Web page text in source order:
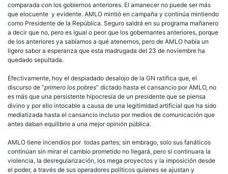
con
el
comparada con los gobiernos anteriores. El amanecer no puede ser más
que elocuente y evidente. AMLO mintió en campaña y continúa mintiendo
como Presidente de la República. Seguro saldrá en su programa mañanero
a decir que no, pero es igual o peor que los gobernantes anteriores, porque
de los anteriores ya sabíamos a qué atenernos, pero de AMLO había un
ligero sabor a esperanza que esta madrugada del 23 de noviembre ha
quedado sepultada.
Efectivamente, hoy el despiadado desalojo de la GN ratifica que, el
discurso de “primero los pobres” dictado hasta el cansancio por AMLO, no
es más que una persistente hipocresía de un presidente que se piensa
divino y por ello intocable a causa de una legitimidad artificial que ha sido
mediatizada hasta el cansancio incluso por medios de comunicación que
antes daban equilibrio a una mejor opinión pública.
AMLO tiene incendios por todas partes; sin embrago, solo sus fanáticos
continúan sin mirar el cambio prometido no llegará, pero si continuara la
violencia, la desregularización, los mega proyectos y la imposición desde
el poder, a través de sus operadores políticos quienes se ajustan y